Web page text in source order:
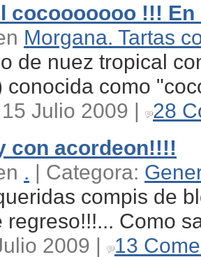
cocooooooo !!!
Morgana. Tartas
de nuez tropical
conocida como
Julio 2009 |
28
con acordeon!!!!
. | Categora:
compis de
regreso!!!... Como
2009 |
13